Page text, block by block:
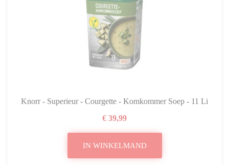
Knorr - Superieur - Courgette - Komkommer Soep - 11 Liter
€ 39,99
IN WINKELMAND